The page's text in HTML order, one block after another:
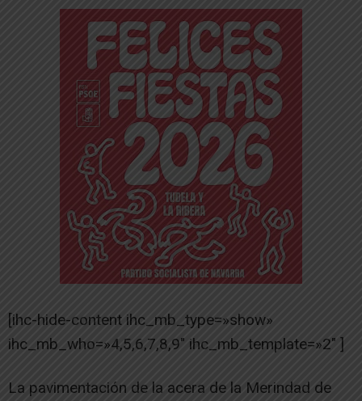
[ihc-hide-content ihc_mb_type=»show»
ihc_mb_who=»4,5,6,7,8,9″ ihc_mb_template=»2″ ]
La pavimentación de la acera de la Merindad de